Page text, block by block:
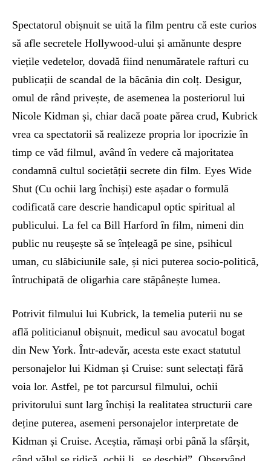
Spectatorul obișnuit se uită la film pentru că este curios
să afle secretele Hollywood-ului și amănunte despre
viețile vedetelor, dovadă fiind nenumăratele rafturi cu
publicații de scandal de la băcănia din colț. Desigur,
omul de rând privește, de asemenea la posteriorul lui
Nicole Kidman și, chiar dacă poate părea crud, Kubrick
vrea ca spectatorii să realizeze propria lor ipocrizie în
timp ce văd filmul, având în vedere că majoritatea
condamnă cultul societății secrete din film. Eyes Wide
Shut (Cu ochii larg închiși) este așadar o formulă
codificată care descrie handicapul optic spiritual al
publicului. La fel ca Bill Harford în film, nimeni din
public nu reușește să se înțeleagă pe sine, psihicul
uman, cu slăbiciunile sale, și nici puterea socio-politică,
întruchipată de oligarhia care stăpânește lumea.
Potrivit filmului lui Kubrick, la temelia puterii nu se
află politicianul obișnuit, medicul sau avocatul bogat
din New York. Într-adevăr, acesta este exact statutul
personajelor lui Kidman și Cruise: sunt selectați fără
voia lor. Astfel, pe tot parcursul filmului, ochii
privitorului sunt larg închiși la realitatea structurii care
deține puterea, asemeni personajelor interpretate de
Kidman și Cruise. Aceștia, rămași orbi până la sfârșit,